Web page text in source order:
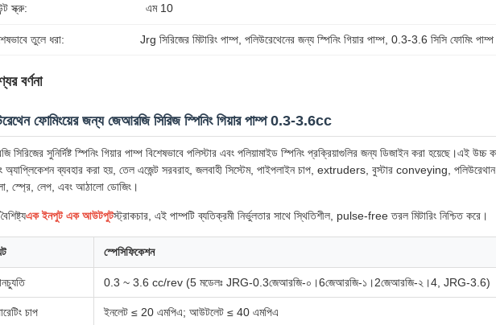
স্ক্রু: এম 10
তুলে ধরা: Jrg সিরিজের মিটারিং পাম্প , পলিউরেথেনের জন্য স্পিনিং গিয়ার পাম্প , 0.3-3.6 সিসি ফোমিং পাম্প
বর্ণনা
ফোমিংয়ের জন্য জেআরজি সিরিজ স্পিনিং গিয়ার পাম্প 0.3-3.6cc
সিরিজের সুনির্দিষ্ট স্পিনিং গিয়ার পাম্প বিশেষভাবে পলিস্টার এবং পলিয়ামাইড স্পিনিং প্রক্রিয়াগুলির জন্য ডিজাইন করা হয়েছে।এই উচ্চ
অ্যাপ্লিকেশন ব্যবহার করা হয়, তেল এজেন্ট সরবরাহ, জলবাহী সিস্টেম, পাইপলাইন চাপ, extruders, বুস্টার conveying,
স্প্রে, লেপ, এবং আঠালো ডোজিং।
এক ইনপুট এক আউটপুটস্ট্রাকচার, এই পাম্পটি ব্যতিক্রমী নির্ভুলতার সাথে স্থিতিশীল, pulse-free তরল মিটারিং নিশ্চিত করে।
স্পেসিফিকেশন
0.3 ~ 3.6 cc/rev (5 মডেলঃ JRG-0.3জেআরজি-০।6জেআরজি-১।2জেআরজি-২।4, JRG-3.6)
চাপ ইনলেট ≤ 20 এমপিএ; আউটলেট ≤ 40 এমপিএ